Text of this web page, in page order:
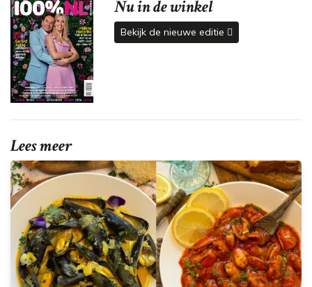
Nu in de winkel
Bekijk de nieuwe editie
Lees meer